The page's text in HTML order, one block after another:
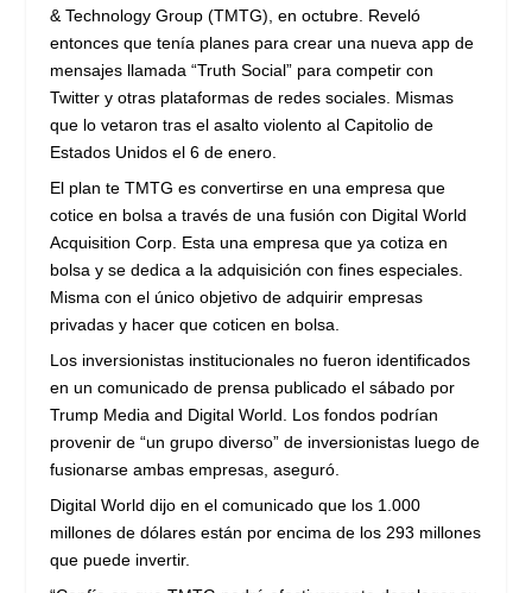
& Technology Group (TMTG), en octubre. Reveló
entonces que tenía planes para crear una nueva app de
mensajes llamada “Truth Social” para competir con
Twitter y otras plataformas de redes sociales. Mismas
que lo vetaron tras el asalto violento al Capitolio de
Estados Unidos el 6 de enero.
El plan te TMTG es convertirse en una empresa que
cotice en bolsa a través de una fusión con Digital World
Acquisition Corp. Esta una empresa que ya cotiza en
bolsa y se dedica a la adquisición con fines especiales.
Misma con el único objetivo de adquirir empresas
privadas y hacer que coticen en bolsa.
Los inversionistas institucionales no fueron identificados
en un comunicado de prensa publicado el sábado por
Trump Media and Digital World. Los fondos podrían
provenir de “un grupo diverso” de inversionistas luego de
fusionarse ambas empresas, aseguró.
Digital World dijo en el comunicado que los 1.000
millones de dólares están por encima de los 293 millones
que puede invertir.